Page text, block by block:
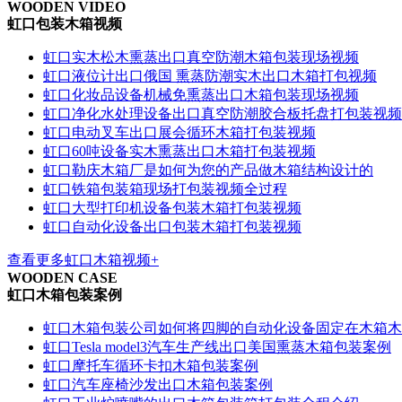
WOODEN VIDEO
虹口包装木箱视频
虹口实木松木熏蒸出口真空防潮木箱包装现场视频
虹口液位计出口俄国 熏蒸防潮实木出口木箱打包视频
虹口化妆品设备机械免熏蒸出口木箱包装现场视频
虹口净化水处理设备出口真空防潮胶合板托盘打包装视频
虹口电动叉车出口展会循环木箱打包装视频
虹口60吨设备实木熏蒸出口木箱打包装视频
虹口勒庆木箱厂是如何为您的产品做木箱结构设计的
虹口铁箱包装箱现场打包装视频全过程
虹口大型打印机设备包装木箱打包装视频
虹口自动化设备出口包装木箱打包装视频
查看更多虹口木箱视频+
WOODEN CASE
虹口木箱包装案例
虹口木箱包装公司如何将四脚的自动化设备固定在木箱
虹口Tesla model3汽车生产线出口美国熏蒸木箱包装案例
虹口摩托车循环卡扣木箱包装案例
虹口汽车座椅沙发出口木箱包装案例